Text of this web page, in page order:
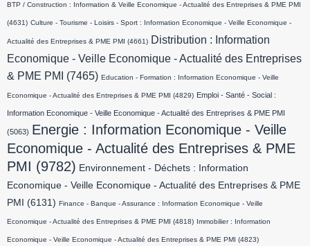
BTP / Construction : Information & Veille Economique - Actualité des Entreprises & PME PMI
(4631) Culture - Tourisme - Loisirs - Sport : Information Economique - Veille Economique -
Actualité des Entreprises & PME PMI (4661) Distribution : Information
Economique - Veille Economique - Actualité des Entreprises
& PME PMI
(7465) Education - Formation : Information Economique - Veille
Economique - Actualité des Entreprises & PME PMI (4829) Emploi - Santé - Social :
Information Economique - Veille Economique - Actualité des Entreprises & PME PMI
(5063) Energie : Information Economique - Veille
Economique - Actualité des Entreprises & PME
PMI (9782) Environnement - Déchets : Information
Economique - Veille Economique - Actualité des Entreprises & PME
PMI
(6131) Finance - Banque - Assurance : Information Economique - Veille
Economique - Actualité des Entreprises & PME PMI (4818) Immobilier : Information
Economique - Veille Economique - Actualité des Entreprises & PME PMI (4823)